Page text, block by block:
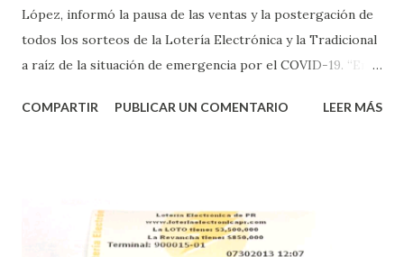
López, informó la pausa de las ventas y la postergación de
todos los sorteos de la Lotería Electrónica y la Tradicional
a raíz de la situación de emergencia por el COVID-19. “En
proteger la salud de nuestros empleados, vendedores y
instantáneos”, indicó López. Sobre el sorteo de Powerball,
López explicó que el mismo se continuará realizando en los
COMPARTIR PUBLICAR UN COMENTARIO LEER MÁS